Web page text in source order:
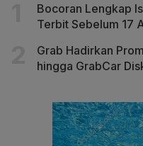
Bocoran Lengkap
Terbit Sebelum 17
Grab Hadirkan
hingga GrabCar